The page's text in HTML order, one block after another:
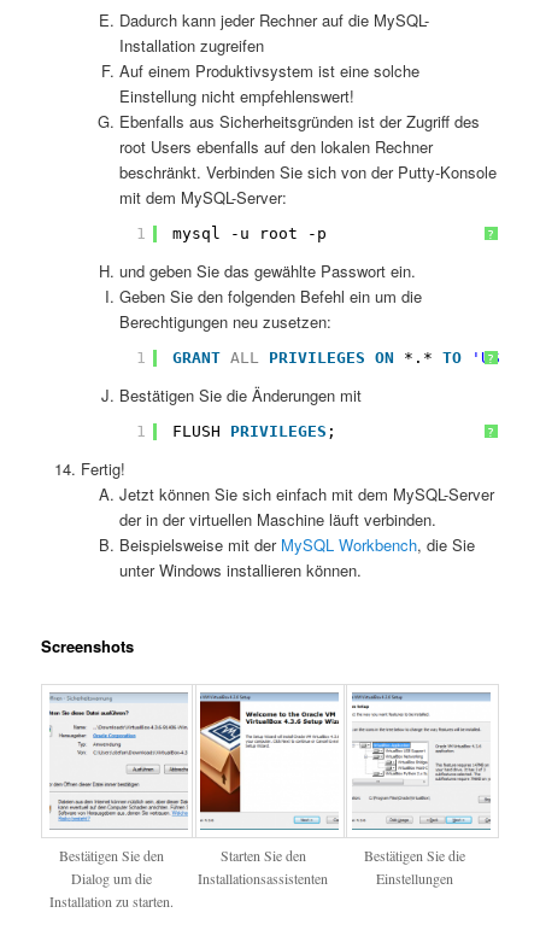
Dadurch kann jeder Rechner auf die MySQL-
Installation zugreifen
Auf einem Produktivsystem ist eine solche
Einstellung nicht empfehlenswert!
Ebenfalls aus Sicherheitsgründen ist der Zugriff des
root Users ebenfalls auf den lokalen Rechner
beschränkt. Verbinden Sie sich von der Putty-Konsole
mit dem MySQL-Server:
?
1 mysql -u root -p
und geben Sie das gewählte Passwort ein.
Geben Sie den folgenden Befehl ein um die
Berechtigungen neu zusetzen:
?
1 GRANT ALL PRIVILEGES ON *.* TO
Bestätigen Sie die Änderungen mit
?
1 FLUSH PRIVILEGES ;
Fertig!
Jetzt können Sie sich einfach mit dem MySQL-Server
der in der virtuellen Maschine läuft verbinden.
Beispielsweise mit der MySQL Workbench, die Sie
unter Windows installieren können.
Screenshots
Bestätigen Sie den
Dialog um die
Installation zu starten.
Starten Sie den
Installationsassistenten
Bestätigen Sie die
Einstellungen